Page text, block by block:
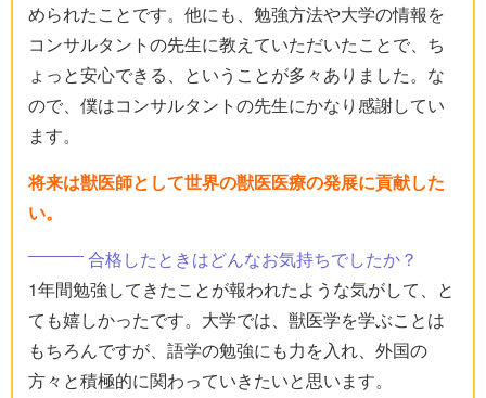
められたことです。他にも、勉強方法や大学の情報を
コンサルタントの先生に教えていただいたことで、ち
ょっと安心できる、ということが多々ありました。な
ので、僕はコンサルタントの先生にかなり感謝してい
ます。
将来は獣医師として世界の獣医医療の発展に貢献した
い。
合格したときはどんなお気持ちでしたか？
1年間勉強してきたことが報われたような気がして、と
ても嬉しかったです。大学では、獣医学を学ぶことは
もちろんですが、語学の勉強にも力を入れ、外国の
方々と積極的に関わっていきたいと思います。